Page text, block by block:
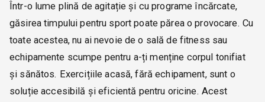
Într-o lume plină de agitație și cu programe încărcate,
găsirea timpului pentru sport poate părea o provocare. Cu
toate acestea, nu ai nevoie de o sală de fitness sau
echipamente scumpe pentru a-ți menține corpul tonifiat
și sănătos. Exercițiile acasă, fără echipament, sunt o
soluție accesibilă și eficientă pentru oricine. Acest